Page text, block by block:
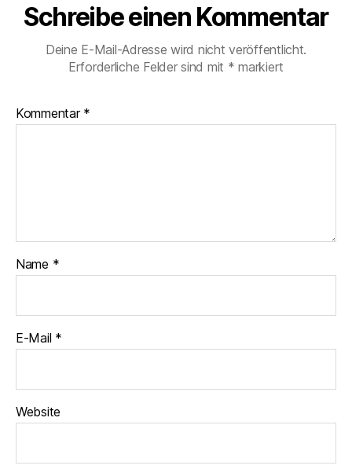
Schreibe einen Kommentar
Deine E-Mail-Adresse wird nicht veröffentlicht.
Erforderliche Felder sind mit * markiert
Kommentar *
Name *
E-Mail *
Website